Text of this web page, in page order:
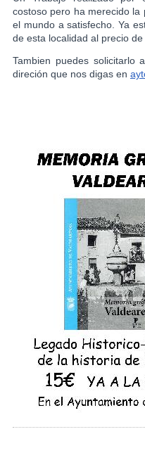
costoso pero ha merecido
el mundo a satisfecho. Ya
de esta localidad al precio
Tambien puedes
direción que nos digas en